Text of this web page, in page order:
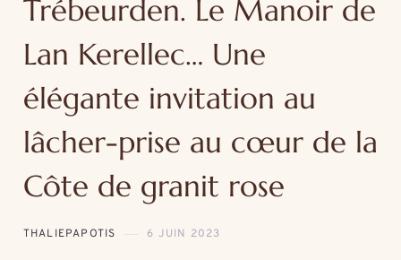
Trébeurden. Le Manoir de
Lan Kerellec… Une
élégante invitation au
lâcher-prise au cœur de la
Côte de granit rose
THALIEPAPOTIS 6 JUIN 2023